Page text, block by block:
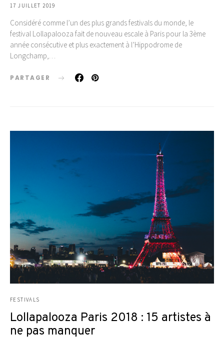
17 JUILLET 2019
Considéré comme l’un des plus grands festivals du monde, le
festival Lollapalooza fait de nouveau escale à Paris pour la 3ème
année consécutive et plus exactement à l’Hippodrome de
Longchamp,…
PARTAGER
FESTIVALS
Lollapalooza Paris 2018 : 15 artistes à
ne pas manquer